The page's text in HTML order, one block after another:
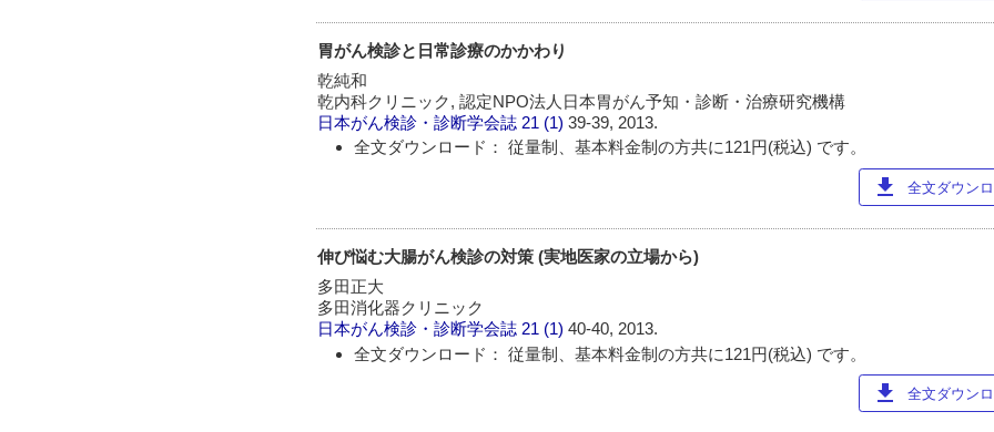
胃がん検診と日常診療のかかわり
乾純和
乾内科クリニック, 認定NPO法人日本胃がん予知・診断・治療研究機構
日本がん検診・診断学会誌 21 (1)39-39, 2013.
全文ダウンロード： 従量制、基本料金制の方共に121円(税込) です。
download 全文ダウン
伸び悩む大腸がん検診の対策 (実地医家の立場から)
多田正大
多田消化器クリニック
日本がん検診・診断学会誌 21 (1)40-40, 2013.
全文ダウンロード： 従量制、基本料金制の方共に121円(税込) です。
download 全文ダウン